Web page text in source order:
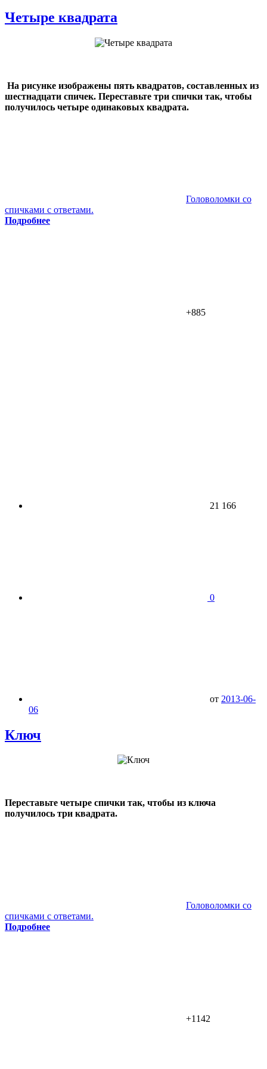
Четыре квадрата
На рисунке изображены пять квадратов, составленных из
шестнадцати спичек. Переставьте три спички так, чтобы
получилось четыре одинаковых квадрата.
Головоломки со
спичками с ответами.
Подробнее
+885
21 166
0
от 2013-06-
06
Ключ
Переставьте четыре спички так, чтобы из ключа
получилось три квадрата.
Головоломки со
спичками с ответами.
Подробнее
+1142